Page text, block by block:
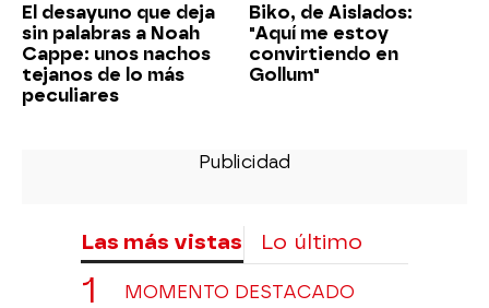
El desayuno que deja
sin palabras a Noah
Cappe: unos nachos
tejanos de lo más
peculiares
Biko, de Aislados:
"Aquí me estoy
convirtiendo en
Gollum"
Las más vistas Lo último
MOMENTO DESTACADO